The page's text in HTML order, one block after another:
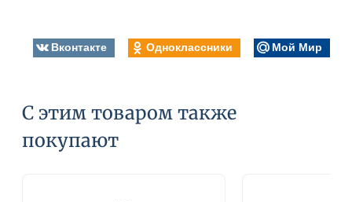
Вконтакте Одноклассники Мой Мир
С этим товаром также
покупают